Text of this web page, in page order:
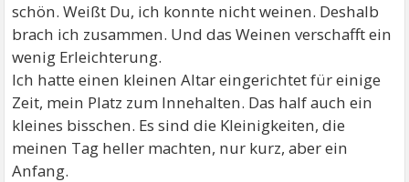
schön. Weißt Du, ich konnte nicht weinen. Deshalb
brach ich zusammen. Und das Weinen verschafft ein
wenig Erleichterung.
Ich hatte einen kleinen Altar eingerichtet für einige
Zeit, mein Platz zum Innehalten. Das half auch ein
kleines bisschen. Es sind die Kleinigkeiten, die
meinen Tag heller machten, nur kurz, aber ein
Anfang.